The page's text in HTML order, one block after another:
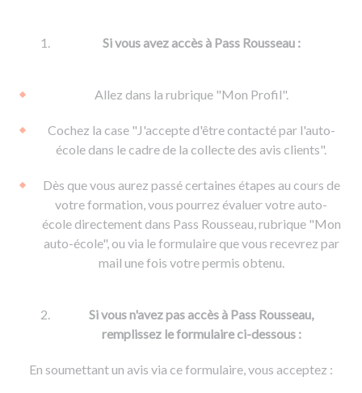
Passer l'ETM
Permis voiture
Permis remorque
Permis & handicap
d'apprentissage
De la conduite en voiture
De la conduite à moto
Voir tous les supports
Formations pro.
Permis poids lourd
Formation FCO
Formation CACES
Devenir enseignant de la conduite
Ressources
Si vous avez accès à Pass Rousseau :
Allez dans la rubrique "Mon Profil".
Cochez la case "J'accepte d'être contacté par l'auto-
école dans le cadre de la collecte des avis clients".
Dès que vous aurez passé certaines étapes au cours de
votre formation, vous pourrez évaluer votre auto-
école directement dans Pass Rousseau, rubrique "Mon
auto-école", ou via le formulaire que vous recevrez par
mail une fois votre permis obtenu.
Si vous n'avez pas accès à Pass Rousseau,
remplissez le formulaire ci-dessous :
En soumettant un avis via ce formulaire, vous acceptez :